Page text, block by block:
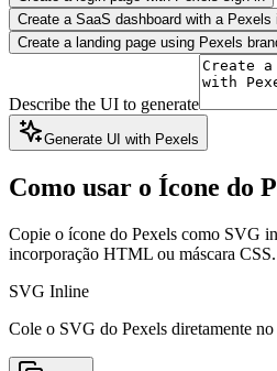
Create a SaaS dashboard with a Pexels
Create a landing page using Pexels
Describe the UI to generate
Generate UI with Pexels
Como usar o Ícone do
Copie o ícone do Pexels como SVG
incorporação HTML ou máscara CSS.
SVG Inline
Cole o SVG do Pexels diretamente